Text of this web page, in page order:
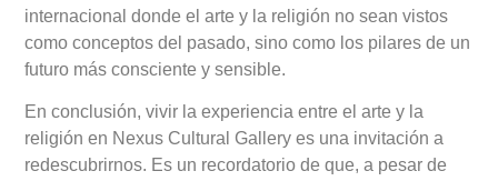
internacional donde el arte y la religión no sean vistos
como conceptos del pasado, sino como los pilares de un
futuro más consciente y sensible.
En conclusión, vivir la experiencia entre el arte y la
religión en Nexus Cultural Gallery es una invitación a
redescubrirnos. Es un recordatorio de que, a pesar de